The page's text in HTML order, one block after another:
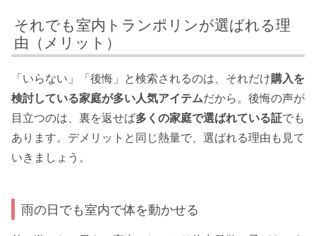
それでも室内トランポリンが選ばれる理
由（メリット）
「いらない」「後悔」と検索されるのは、それだけ購入を
検討している家庭が多い人気アイテムだから。後悔の声が
目立つのは、裏を返せば多くの家庭で選ばれている証でも
あります。デメリットと同じ熱量で、選ばれる理由も見て
いきましょう。
雨の日でも室内で体を動かせる